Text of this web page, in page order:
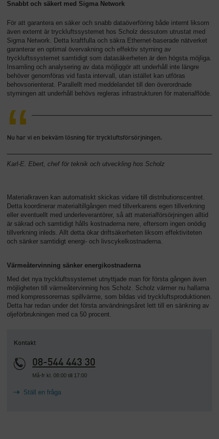
Snabbt och säkert med Sigma Network
För att garantera en säker och snabb dataöverföring både internt liksom
även externt är tryckluftssystemet hos Scholz dessutom utrustat med
Sigma Network. Detta kraftfulla och säkra Ethernet-baserade nätverket
garanterar en optimal övervakning och effektiv styrning av
tryckluftssystemet samtidigt som datasäkerheten är den högsta möjliga.
Insamling och analysering av data möjliggör att underhåll inte längre
behöver genomföras vid fasta intervall, utan istället kan utföras
behovsorienterat. Parallellt med meddelandet till den överordnade
styrningen att underhåll behövs regleras infrastrukturen för materialflöde.
Nu har vi en bekväm lösning för tryckluftsförsörjningen.
Karl-E. Ebert, chef för teknik och utveckling hos Scholz
Materialkraven kan automatiskt skickas vidare till distributionscentret.
Detta koordinerar materialtillgången med tillverkarens egen tillverkning
eller eventuellt med underleverantörer, så att materialförsörjningen alltid
är säkrad och samtidigt hålls kostnaderna nere, eftersom ingen onödig
tillverkning inleds. Allt detta ökar driftsäkerheten liksom effektiviteten
och sänker samtidigt energi- och livscykelkostnaderna.
Värmeåtervinning sänker energikostnaderna
Med det nya tryckluftssystemet utnyttjade man för första gången även
möjligheten till värmeåtervinning hos Scholz. Scholz värmer nu hallarna
med kompressorernas spillvärme, som bildas vid tryckluftsproduktionen.
Detta har redan under det första användningsåret lett till en sänkning av
oljeförbrukningen med ca 50 procent.
Kontakt
08-544 443 30
Må-fr kl. 08:00 till 17:00
Ställ en fråga